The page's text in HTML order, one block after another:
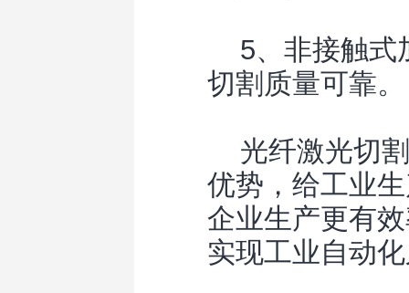
5、非接触式
切割质量可靠。
光纤激光切割
优势，给工业
企业生产更有
实现工业自动